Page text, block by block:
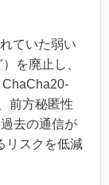
ていた弱い
を廃止し、
前方秘匿性
去の通信が
リスクを低減